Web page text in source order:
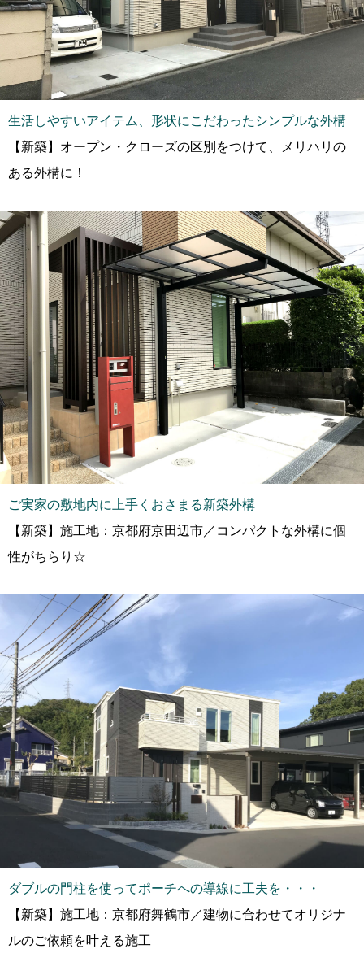
生活しやすいアイテム、形状にこだわったシンプルな外構
【新築】オープン・クローズの区別をつけて、メリハリの
ある外構に！
ご実家の敷地内に上手くおさまる新築外構
【新築】施工地：京都府京田辺市／コンパクトな外構に個
性がちらり☆
ダブルの門柱を使ってポーチへの導線に工夫を・・・
【新築】施工地：京都府舞鶴市／建物に合わせてオリジナ
ルのご依頼を叶える施工